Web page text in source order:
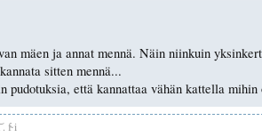
mäen ja annat mennä. Näin niinkuin
sitten mennä...
että kannattaa vähän kattella mihin
. f̴ i